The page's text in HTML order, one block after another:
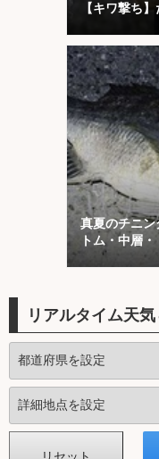
【キワ撃ち
真夏のチニ
トム・中層
リアルタイム天